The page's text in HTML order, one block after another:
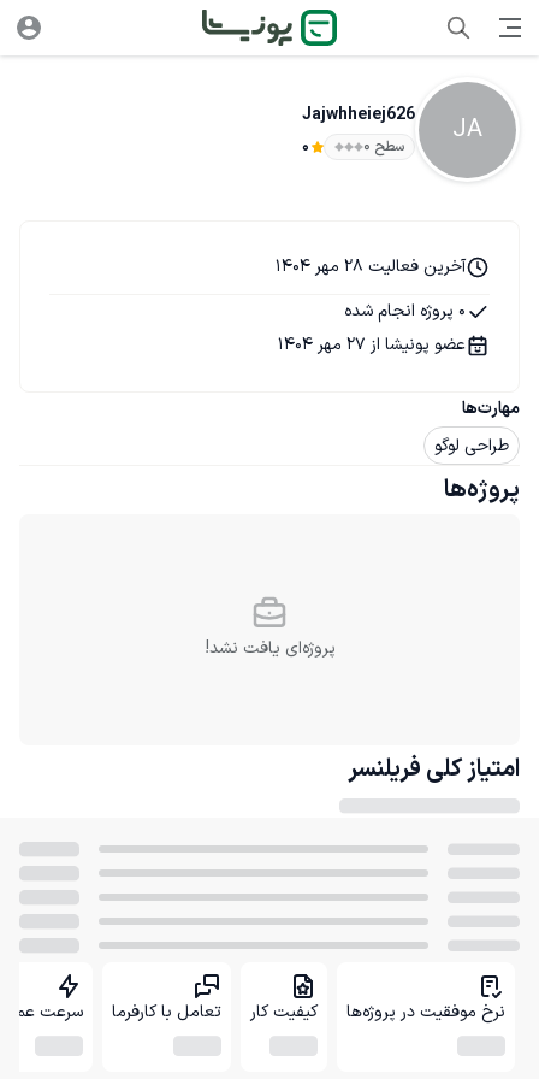
JA
Jajwhheiej626
سطح ۰ 0
مهارت‌ها
طراحی لوگو
آخرین فعالیت 28 مهر 1404
0 پروژه انجام شده
عضو پونیشا از 27 مهر 1404
پروژه‌ها
پروژه‌ای یافت نشد!
امتیاز کلی فریلنسر
نرخ موفقیت در پروژه‌ها کیفیت کار تعامل با کارفرما سرعت عمل